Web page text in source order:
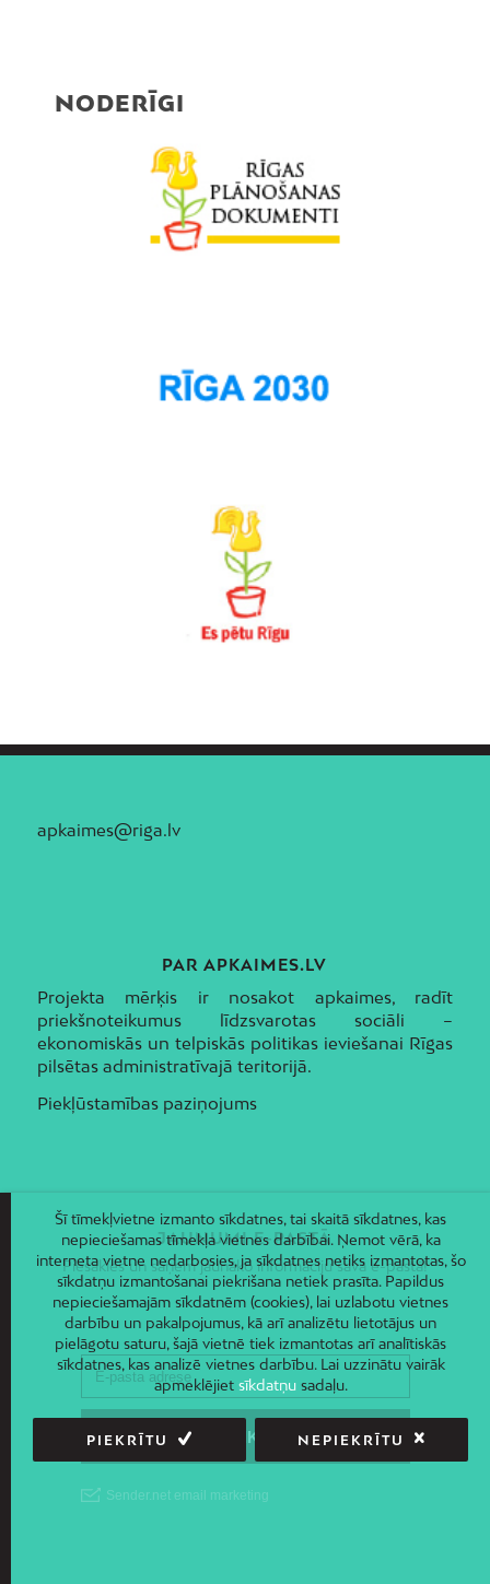
NODERĪGI
apkaimes@riga.lv
PAR APKAIMES.LV
Projekta mērķis ir nosakot apkaimes, radīt
priekšnoteikumus līdzsvarotas sociāli –
ekonomiskās un telpiskās politikas ieviešanai Rīgas
pilsētas administratīvajā teritorijā.
Piekļūstamības paziņojums
JAUNUMI E-PASTĀ
Piesakies un saņem jaunāko informāciju savā e-pastā!
Šī tīmekļvietne izmanto sīkdatnes, tai skaitā sīkdatnes, kas
nepieciešamas tīmekļa vietnes darbībai. Ņemot vērā, ka
interneta vietne nedarbosies, ja sīkdatnes netiks izmantotas, šo
sīkdatņu izmantošanai piekrišana netiek prasīta. Papildus
nepieciešamajām sīkdatnēm (cookies), lai uzlabotu vietnes
darbību un pakalpojumus, kā arī analizētu lietotājus un
pielāgotu saturu, šajā vietnē tiek izmantotas arī analītiskās
sīkdatnes, kas analizē vietnes darbību. Lai uzzinātu vairāk
apmeklējiet sīkdatņusadaļu.
PIEKRĪTU NEPIEKRĪTU